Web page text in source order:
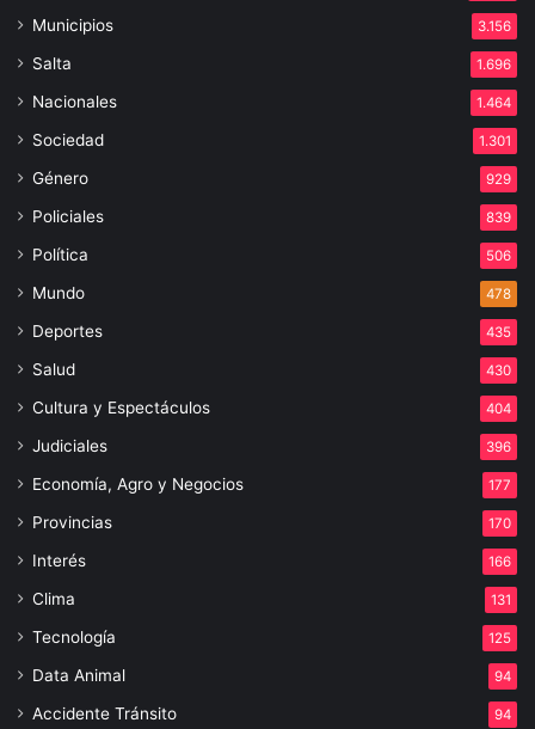
Municipios 3.156
Salta 1.696
Nacionales 1.464
Sociedad 1.301
Género 929
Policiales 839
Política 506
Mundo 478
Deportes 435
Salud 430
Cultura y Espectáculos 404
Judiciales 396
Economía, Agro y Negocios 177
Provincias 170
Interés 166
Clima 131
Tecnología 125
Data Animal 94
Accidente Tránsito 94